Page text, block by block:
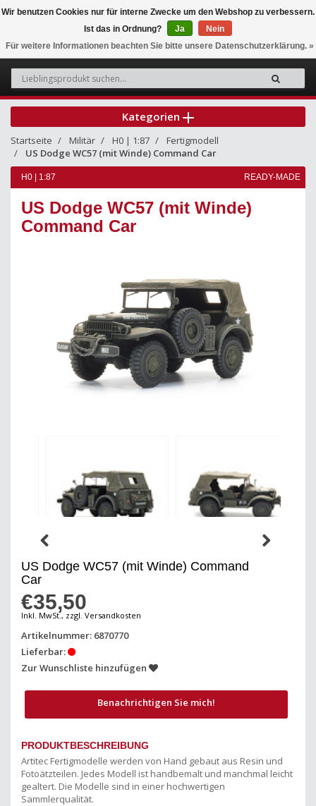
0
Kategorien
Startseite Militär H0 | 1:87
Fertigmodell
US Dodge WC57 (mit Winde) Command Car
H0 | 1:87 READY-MADE
US Dodge WC57 (mit Winde)
Command Car
US Dodge WC57 (mit Winde) Command
Car
€35,50
Inkl. MwSt., zzgl. Versandkosten
Artikelnummer: 6870770
Lieferbar:
Zur Wunschliste hinzufügen
Benachrichtigen Sie mich!
PRODUKTBESCHREIBUNG
Artitec Fertigmodelle werden von Hand gebaut aus Resin und
Fotoätzteilen. Jedes Modell ist handbemalt und manchmal leicht
gealtert. Die Modelle sind in einer hochwertigen
Sammlerqualität.
Wir benutzen Cookies nur für interne Zwecke um den Webshop zu verbessern.
Ist das in Ordnung?
Ja
Nein
Für weitere Informationen beachten Sie bitte unsere Datenschutzerklärung. »